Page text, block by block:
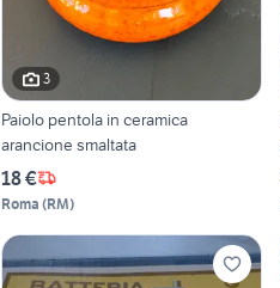
3
Paiolo pentola in ceramica
arancione smaltata
18 €
Roma (RM)